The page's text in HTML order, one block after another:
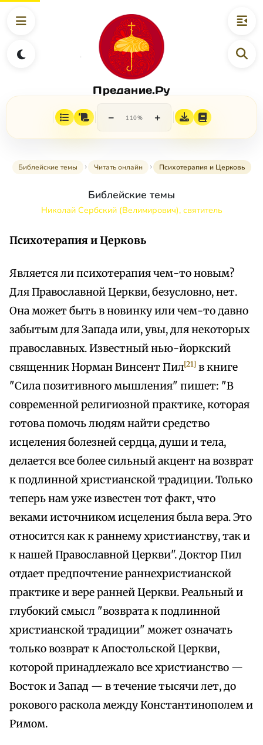
Предание.Ру
− 110% +
Библейские темы Читать онлайн Психотерапия и Церковь
Библейские темы
Николай Сербский (Велимирович), святитель
Психотерапия и Церковь
Является ли психотерапия чем-то новым?
Для Православной Церкви, безусловно, нет.
Она может быть в новинку или чем-то давно
забытым для Запада или, увы, для некоторых
православных. Известный нью-йоркский
священник Норман Винсент Пил[21] в книге
"Сила позитивного мышления" пишет: "В
современной религиозной практике, которая
готова помочь людям найти средство
исцеления болезней сердца, души и тела,
делается все более сильный акцент на возврат
к подлинной христианской традиции. Только
теперь нам уже известен тот факт, что
веками источником исцеления была вера. Это
относится как к раннему христианству, так и
к нашей Православной Церкви". Доктор Пил
отдает предпочтение раннехристианской
практике и вере ранней Церкви. Реальный и
глубокий смысл "возврата к подлинной
христианской традиции" может означать
только возврат к Апостольской Церкви,
которой принадлежало все христианство —
Восток и Запад — в течение тысячи лет, до
рокового раскола между Константинополем и
Римом.